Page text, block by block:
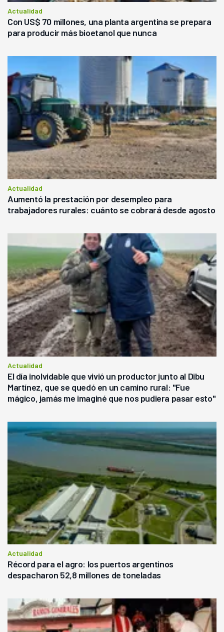
Actualidad
Con US$ 70 millones, una planta argentina se prepara
para producir más bioetanol que nunca
Actualidad
Aumentó la prestación por desempleo para
trabajadores rurales: cuánto se cobrará desde agosto
Actualidad
El día inolvidable que vivió un productor junto al Dibu
Martínez, que se quedó en un camino rural: "Fue
mágico, jamás me imaginé que nos pudiera pasar esto"
Actualidad
Récord para el agro: los puertos argentinos
despacharon 52,8 millones de toneladas